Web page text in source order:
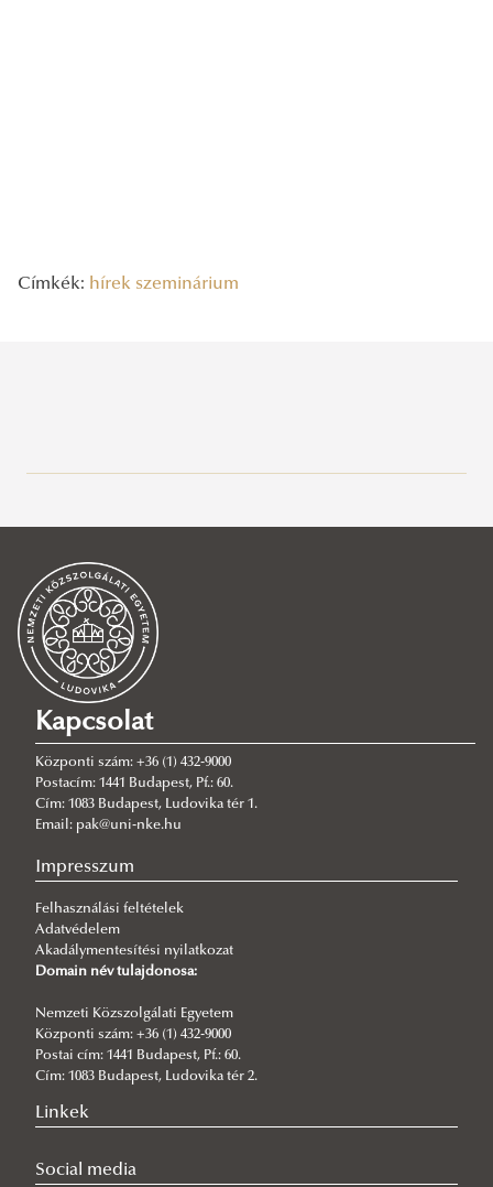
Fröhlich Johanna a Kopp–Skrabski-díj tudományos kategóriájának
jelöltje lett
2026/07/15
Fröhlich Johanna cikke a Válaszonline-on
2026/07/14
Vitatott múlt: hősök, dátumok és narratívák a magyar
történelemben
2026/07/13
Schvéd Brigitta előadása a bochumi Ruhr-Universität
konferenciáján
Hörcher Ferenc előadása a konzervatívok „forradalom”
fogalmáról és 1956 besorolásáról
2026/06/25
2026/06/17
Nyirkos Tamás előadása Varsóban
Tóth Kálmán előadása a Magyar Fenomenológiai Egyesület
konferenciáján
2026/06/15
Címkék: hírek szeminárium
Kapcsolat
Központi szám: +36 (1) 432-9000
Postacím: 1441 Budapest, Pf.: 60.
Cím: 1083 Budapest, Ludovika tér 1.
Email: pak@uni-nke.hu
Impresszum
Felhasználási feltételek
Adatvédelem
Akadálymentesítési nyilatkozat
Domain név tulajdonosa:
Nemzeti Közszolgálati Egyetem
Központi szám: +36 (1) 432-9000
Postai cím: 1441 Budapest, Pf.: 60.
Cím: 1083 Budapest, Ludovika tér 2.
Linkek
Social media